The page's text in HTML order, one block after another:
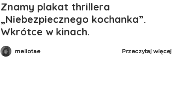
Znamy plakat thrillera
„Niebezpiecznego kochanka”.
Wkrótce w kinach.
Posted
by
meliotae Przeczytaj więcej